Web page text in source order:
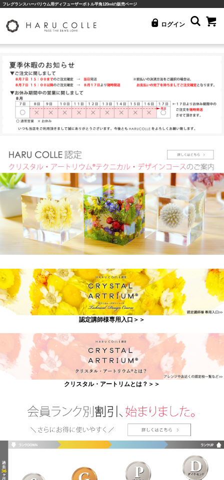
フレグランスハーバリウム用ディフューザーボトル平角120mlの販売ページ
ログイン
認定講師様専用入口＞＞
クリスタル・アートリムとは？＞＞